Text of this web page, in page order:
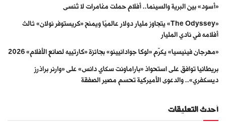
«أسود» بين البرية والسينما.. أفلام حملت مغامرات لا تُنسى
«The Odyssey» يتجاوز مليار دولار عالميًا ويمنح «كريستوفر نولان» ثالث
أفلامه في نادي المليار
«مهرجان فينيسيا» يكرّم «لوكا جوادانيينو» بجائزة «كارتييه لصانع الأفلام» 2026
بريطانيا توافق على استحواذ «باراماونت سكاي دانس» على «وارنر براذرز
ديسكفري».. والدعوى الأميركية تحسم مصير الصفقة
أحدث التعليقات